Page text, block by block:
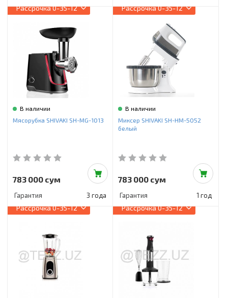
Рассрочка0-35-12
В наличии
Мясорубка SHIVAKI SH-MG-1013
783 000 сум
Гарантия 3 года
Рассрочка0-35-12
В наличии
Миксер SHIVAKI SH-HM-5052
белый
783 000 сум
Гарантия 1 год
Рассрочка0-35-12 Рассрочка0-35-12